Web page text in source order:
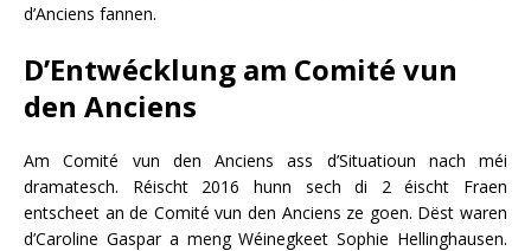
d’Anciens fannen.
D’Entwécklung am Comité vun
den Anciens
Am Comité vun den Anciens ass d’Situatioun nach méi
dramatesch. Réischt 2016 hunn sech di 2 éischt Fraen
entscheet an de Comité vun den Anciens ze goen. Dëst waren
d’Caroline Gaspar a meng Wéinegkeet Sophie Hellinghausen.